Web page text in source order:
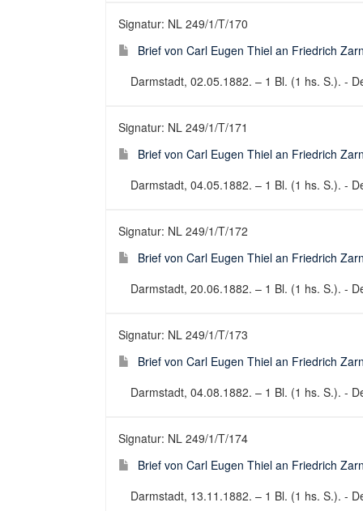
Signatur: NL 249/1/T/170
Brief von Carl Eugen Thiel an Friedrich
Darmstadt, 02.05.1882. – 1 Bl. (1 hs. S.). -
Signatur: NL 249/1/T/171
Brief von Carl Eugen Thiel an Friedrich
Darmstadt, 04.05.1882. – 1 Bl. (1 hs. S.). -
Signatur: NL 249/1/T/172
Brief von Carl Eugen Thiel an Friedrich
Darmstadt, 20.06.1882. – 1 Bl. (1 hs. S.). -
Signatur: NL 249/1/T/173
Brief von Carl Eugen Thiel an Friedrich
Darmstadt, 04.08.1882. – 1 Bl. (1 hs. S.). -
Signatur: NL 249/1/T/174
Brief von Carl Eugen Thiel an Friedrich
Darmstadt, 13.11.1882. – 1 Bl. (1 hs. S.). -